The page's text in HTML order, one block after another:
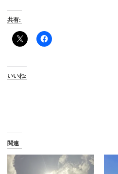
共有:
いいね:
関連